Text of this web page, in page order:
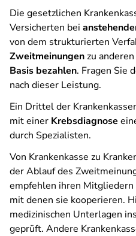
Die gesetzlichen
Versicherten bei
von dem strukturierten
Zweitmeinungenzu
Basis bezahlen. Fragen Sie
nach dieser Leistung.
Ein Drittel der
mit einer Krebsdiagnose
durch Spezialisten.
Von Krankenkasse zu
der Ablauf des
empfehlen ihren
mit denen sie kooperieren.
medizinischen Unterlagen
geprüft. Andere